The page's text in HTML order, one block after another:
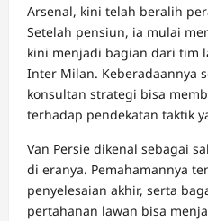
Arsenal, kini telah beralih
Setelah pensiun, ia mulai
kini menjadi bagian dari tim
Inter Milan. Keberadaannya
konsultan strategi bisa
terhadap pendekatan taktik
Van Persie dikenal sebagai
di eranya. Pemahamannya
penyelesaian akhir, serta
pertahanan lawan bisa